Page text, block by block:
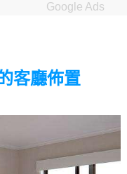
Google Ads
客廳佈置